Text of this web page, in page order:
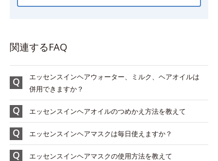
関連するFAQ
エッセンスインヘアウォーター、ミルク、ヘアオイルは
併用できますか？
エッセンスインヘアオイルのつめかえ方法を教えて
エッセンスインヘアマスクは毎日使えますか？
エッセンスインヘアマスクの使用方法を教えて